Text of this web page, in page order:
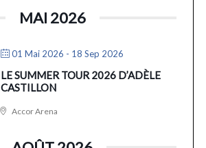
MAI 2026
01 Mai 2026 - 18 Sep 2026
LE SUMMER TOUR 2026 D’ADÈLE
CASTILLON
Accor Arena